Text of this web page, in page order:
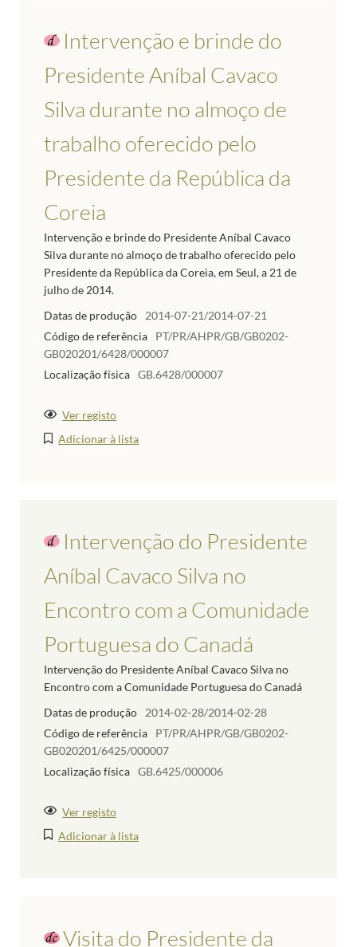
Intervenção e brinde do
Presidente Aníbal Cavaco
Silva durante no almoço de
trabalho oferecido pelo
Presidente da República da
Coreia
Intervenção e brinde do Presidente Aníbal Cavaco
Silva durante no almoço de trabalho oferecido pelo
Presidente da República da Coreia, em Seul, a 21 de
julho de 2014.
Datas de produção
2014-07-21/2014-07-21
Código de referência
PT/PR/AHPR/GB/GB0202-
GB020201/6428/000007
Localização física GB.6428/000007
Ver registo
Adicionar à lista
Intervenção do Presidente
Aníbal Cavaco Silva no
Encontro com a Comunidade
Portuguesa do Canadá
Intervenção do Presidente Aníbal Cavaco Silva no
Encontro com a Comunidade Portuguesa do Canadá
Datas de produção
2014-02-28/2014-02-28
Código de referência
PT/PR/AHPR/GB/GB0202-
GB020201/6425/000007
Localização física GB.6425/000006
Ver registo
Adicionar à lista
Visita do Presidente da